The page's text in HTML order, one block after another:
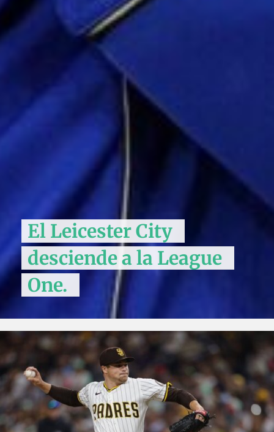
El Leicester City
desciende a la League
One.